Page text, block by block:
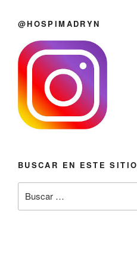
@HOSPIMADRYN
BUSCAR EN ESTE SITIO
por: